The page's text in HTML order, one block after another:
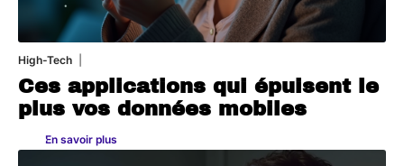
High-Tech
Ces applications qui épuisent le
plus vos données mobiles
En savoir plus